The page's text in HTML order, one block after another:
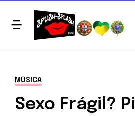
MÚSICA
Sexo Frágil?